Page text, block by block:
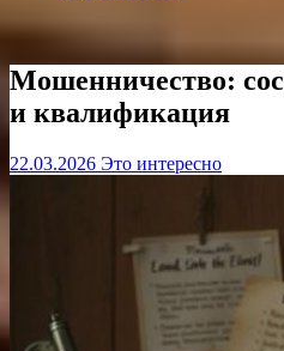
Мошенничество:
и квалификация
22.03.2026 Это интересно